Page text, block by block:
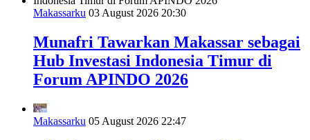
Makassarku 03 August 2026 20:30
Munafri Tawarkan Makassar sebagai
Hub Investasi Indonesia Timur di
Forum APINDO 2026
Makassarku 05 August 2026 22:47